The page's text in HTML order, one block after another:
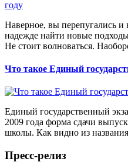
Наверное, вы перепугались и
надежде найти новые
Не стоит волноваться.
Что такое Единый
Единый государственный
2009 года форма сдачи
школы. Как видно из
Пресс-релиз